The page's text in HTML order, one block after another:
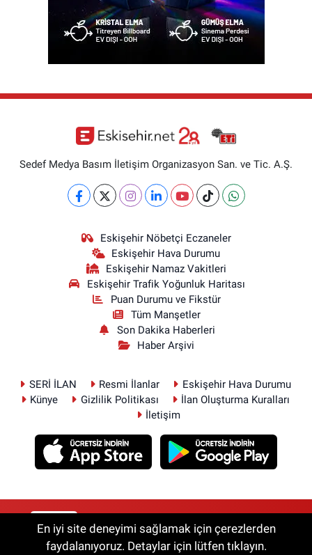
Sedef Medya Basım İletişim Organizasyon San. ve Tic. A.Ş.
Eskişehir Nöbetçi Eczaneler
Eskişehir Hava Durumu
Eskişehir Namaz Vakitleri
Eskişehir Trafik Yoğunluk Haritası
Puan Durumu ve Fikstür
Tüm Manşetler
Son Dakika Haberleri
Haber Arşivi
SERİ İLAN Resmi İlanlar
Eskişehir Hava Durumu
Künye
Gizlilik Politikası
İlan Oluşturma Kuralları
İletişim
RSS Copyright © 2026. Her hakkı saklıdır.
En iyi site deneyimi sağlamak için çerezlerden
faydalanıyoruz. Detaylar için lütfen tıklayın.